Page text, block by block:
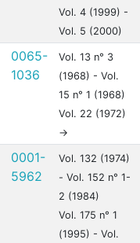
Vol. 4 (1999) -
Vol. 5 (2000)
0065-
1036
Vol. 13 n° 3
(1968) - Vol.
15 n° 1 (1968)
Vol. 22 (1972)
->
0001-
5962
Vol. 132 (1974)
- Vol. 152 n° 1-
2 (1984)
Vol. 175 n° 1
(1995) - Vol.